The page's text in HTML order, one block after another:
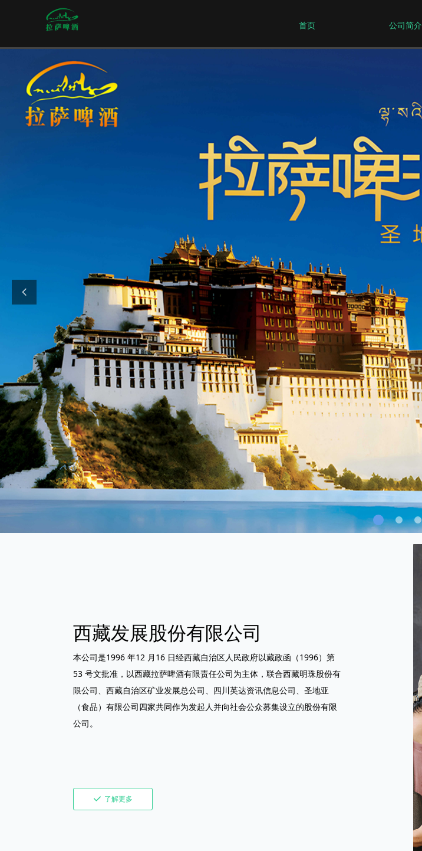
首页 公司简介
끳 了解更多
西藏发展股份有限公司
本公司是1996 年12 月16 日经西藏自治区人民政府以藏政函（1996）第
53 号文批准，以西藏拉萨啤酒有限责任公司为主体，联合西藏明珠股份有
限公司、西藏自治区矿业发展总公司、四川英达资讯信息公司、圣地亚
（食品）有限公司四家共同作为发起人并向社会公众募集设立的股份有限
公司。